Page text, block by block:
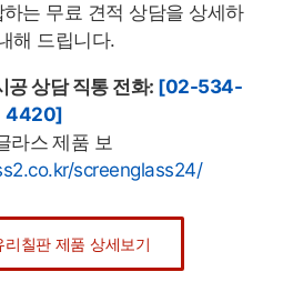
는 무료 견적 상담을 상세하
해 드립니다.
상담 직통 전화: [02-534-
4420]
라스 제품 보
screenglass24/
리칠판 제품 상세보기